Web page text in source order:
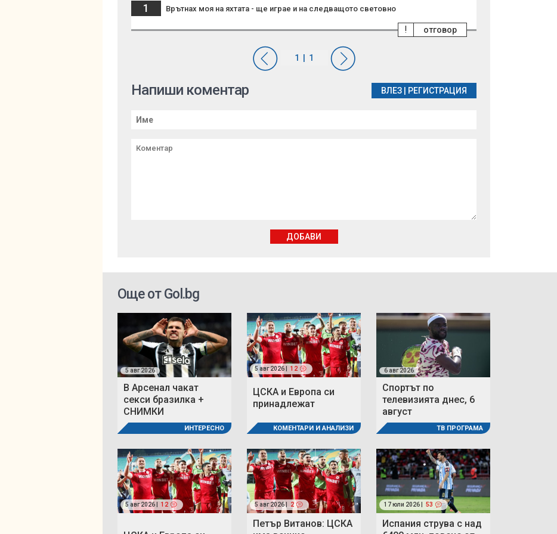
1 Врътнах моя на яхтата - ще играе и на следващото световно
отговор
!
Напиши коментар ВЛЕЗ РЕГИСТРАЦИЯ
ДОБАВИ
Още от Gol.bg
5 авг 2026
В Арсенал чакат
секси бразилка +
СНИМКИ
ИНТЕРЕСНО
5 авг 2026 | 12
ЦСКА и Европа си
принадлежат
КОМЕНТАРИ И АНАЛИЗИ
6 авг 2026
Спортът по
телевизията днес, 6
август
ТВ ПРОГРАМА
5 авг 2026 | 12 5 авг 2026 | 2
Петър Витанов: ЦСКА
17 юли 2026 | 53
Испания струва с над